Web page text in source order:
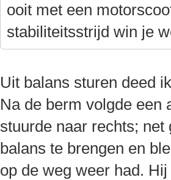
ooit met een
stabiliteitsstrijd win je
Uit balans sturen deed
Na de berm volgde een
stuurde naar rechts;
balans te brengen en
op de weg weer had.